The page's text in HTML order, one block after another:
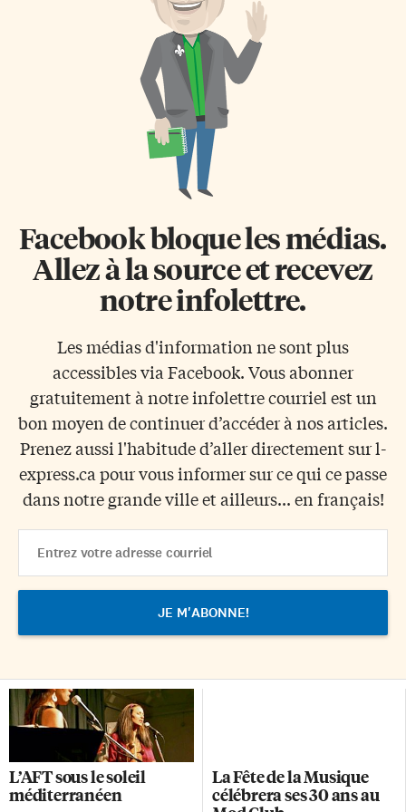
finement ciselées et de tirer une
conclusion parfois assez crue.
Ainsi, pour décrire comment
membres du jury national.
L’émission sera rediffusée le
dimanche 24 avril à 14 h. Le
Prix des lecteurs Radio-Canada
2011 […]
Facebook bloque les médias.
Allez à la source et recevez
notre infolettre.
Les médias d'information ne sont plus
accessibles via Facebook. Vous abonner
gratuitement à notre infolettre courriel est un
bon moyen de continuer d’accéder à nos articles.
Prenez aussi l'habitude d’aller directement sur l-
express.ca pour vous informer sur ce qui ce passe
dans notre grande ville et ailleurs... en français!
Address
L’AFT sous le soleil
méditerranéen
La Fête de la Musique
célébrera ses 30 ans au